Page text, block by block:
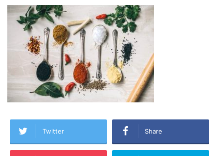
Twitter Share